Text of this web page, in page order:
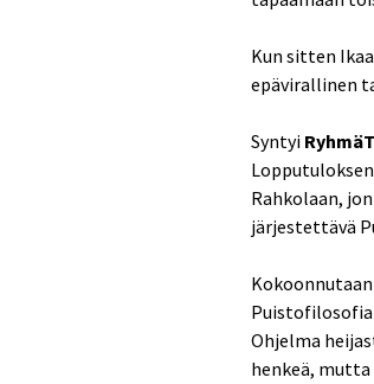
Kun sitten
epävirallinen
Syntyi
Rahkolaan,
järjestettävä
Ohjelma
henkeä,